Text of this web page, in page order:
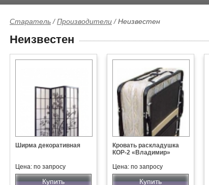
Старатель /Производители /Неизвестен
Неизвестен
Ширма декоративная
Цена: по запросу
Купить
Кровать раскладушка
КОР-2 «Владимир»
Цена: по запросу
Купить